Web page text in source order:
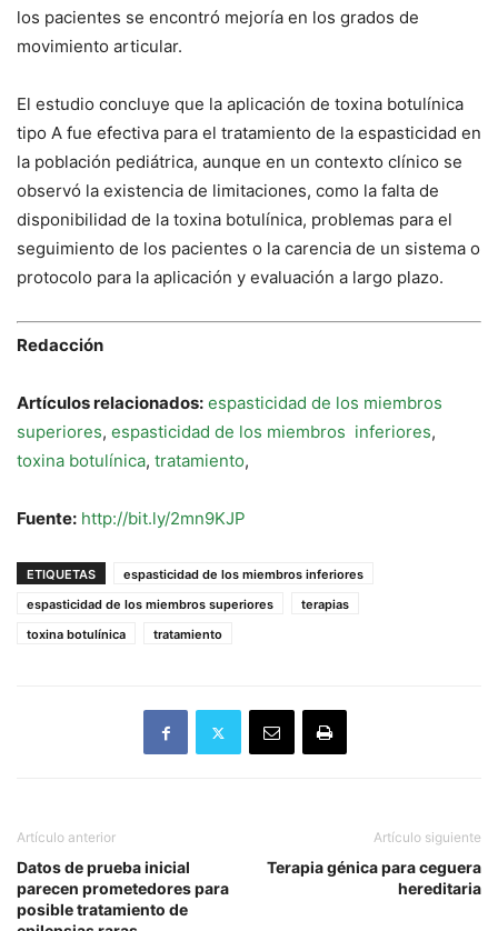
los pacientes se encontró mejoría en los grados de
movimiento articular.
El estudio concluye que la aplicación de toxina botulínica
tipo A fue efectiva para el tratamiento de la espasticidad en
la población pediátrica, aunque en un contexto clínico se
observó la existencia de limitaciones, como la falta de
disponibilidad de la toxina botulínica, problemas para el
seguimiento de los pacientes o la carencia de un sistema o
protocolo para la aplicación y evaluación a largo plazo.
Redacción
Artículos relacionados: espasticidad de los miembros
superiores, espasticidad de los miembros inferiores,
toxina botulínica, tratamiento,
Fuente: http://bit.ly/2mn9KJP
ETIQUETAS
espasticidad de los miembros inferiores
espasticidad de los miembros superiores
terapias
toxina botulínica
tratamiento
Artículo anterior
Datos de prueba inicial
parecen prometedores para
posible tratamiento de
Artículo siguiente
Terapia génica para ceguera
hereditaria